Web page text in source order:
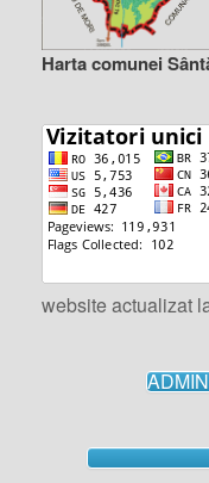
Harta comunei
website actualizat